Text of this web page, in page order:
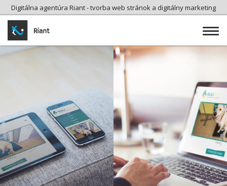
Digitálna agentúra Riant - tvorba web stránok a digitálny marketing
Toggle